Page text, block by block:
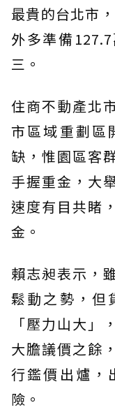
最貴的台北市
外多準備
三。
住商不動產北
市區域重劃區
缺，惟園區客
手握重金，大
速度有目共睹
金。
賴志昶表示，
鬆動之勢，但
「壓力山大」
大膽議價之餘
行鑑價出爐，
險。